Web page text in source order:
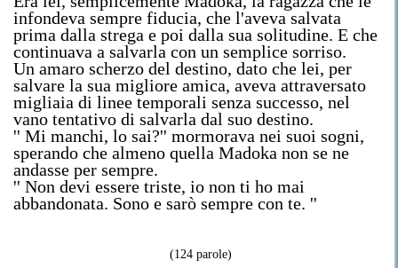
infondeva sempre fiducia, che l'aveva salvata
prima dalla strega e poi dalla sua solitudine. E che
continuava a salvarla con un semplice sorriso.
Un amaro scherzo del destino, dato che lei, per
salvare la sua migliore amica, aveva attraversato
migliaia di linee temporali senza successo, nel
vano tentativo di salvarla dal suo destino.
'' Mi manchi, lo sai?'' mormorava nei suoi sogni,
sperando che almeno quella Madoka non se ne
andasse per sempre.
'' Non devi essere triste, io non ti ho mai
abbandonata. Sono e sarò sempre con te. ''
(124 parole)